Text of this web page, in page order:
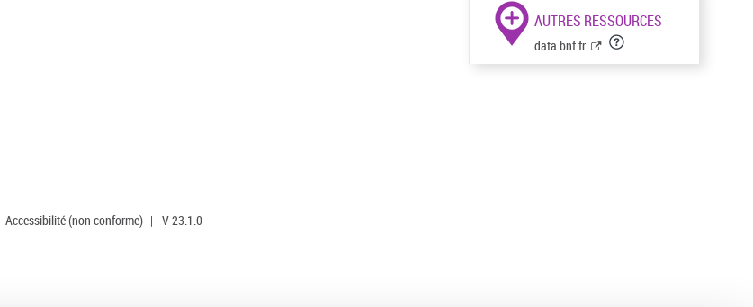
AUTRES RESSOURCES
data.bnf.fr
Accessibilité (non conforme) | V 23.1.0